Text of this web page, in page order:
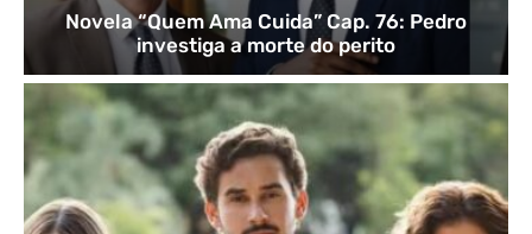
Novela “Quem Ama Cuida” Cap. 76: Pedro
investiga a morte do perito